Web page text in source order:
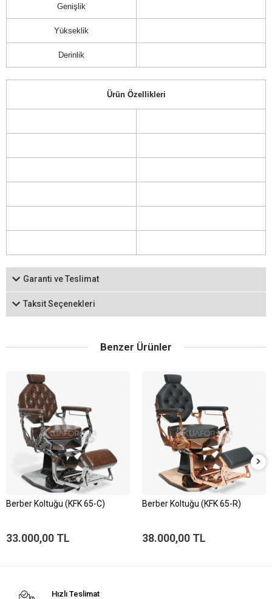
Genişlik
Yükseklik
Derinlik
Ürün Özellikleri
Garanti ve Teslimat
Taksit Seçenekleri
Benzer Ürünler
Berber Koltuğu (KFK 65-C)
33.000,00 TL
Berber Koltuğu (KFK 65-R)
38.000,00 TL
Hızlı Teslimat